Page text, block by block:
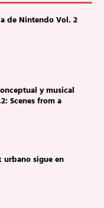
de Nintendo Vol. 2
y musical
Scenes from a
urbano sigue en